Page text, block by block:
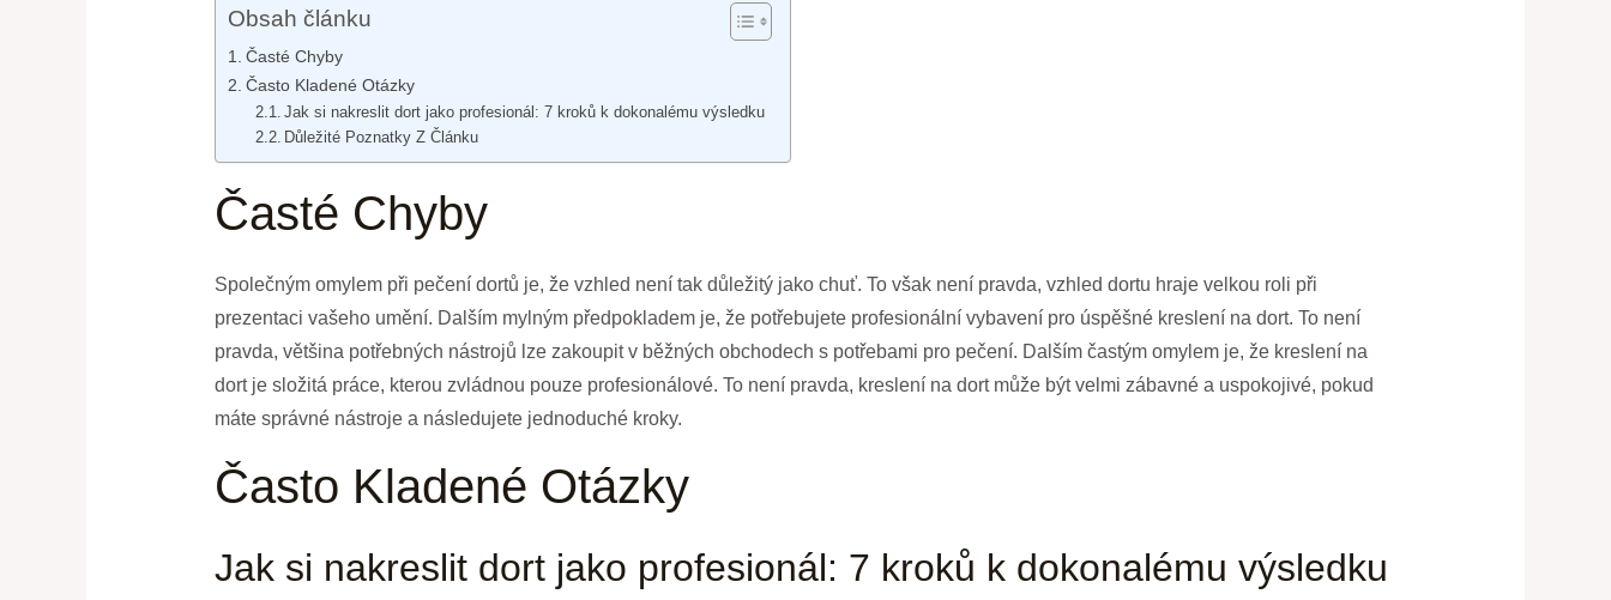
Obsah článku
Časté Chyby
Často Kladené Otázky
Jak si nakreslit dort jako profesionál: 7 kroků k dokonalému výsledku
Důležité Poznatky Z Článku
Časté Chyby
Společným omylem při pečení dortů je, že vzhled není tak důležitý jako chuť. To však není pravda, vzhled dortu hraje velkou roli při
prezentaci vašeho umění. Dalším mylným předpokladem je, že potřebujete profesionální vybavení pro úspěšné kreslení na dort. To není
pravda, většina potřebných nástrojů lze zakoupit v běžných obchodech s potřebami pro pečení. Dalším častým omylem je, že kreslení na
dort je složitá práce, kterou zvládnou pouze profesionálové. To není pravda, kreslení na dort může být velmi zábavné a uspokojivé, pokud
máte správné nástroje a následujete jednoduché kroky.
Často Kladené Otázky
Jak si nakreslit dort jako profesionál: 7 kroků k dokonalému výsledku